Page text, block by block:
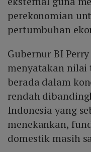
perekonomian
pertumbuhan
Gubernur BI
menyatakan
berada dalam
rendah
Indonesia yang
menekankan,
domestik masih